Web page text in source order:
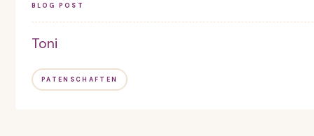
BLOG POST
Toni
PATENSCHAFTEN